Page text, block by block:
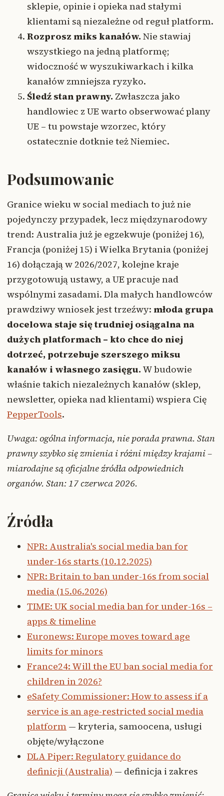
sklepie, opinie i opieka nad stałymi
klientami są niezależne od reguł platform.
Rozprosz miks kanałów. Nie stawiaj
wszystkiego na jedną platformę;
widoczność w wyszukiwarkach i kilka
kanałów zmniejsza ryzyko.
Śledź stan prawny. Zwłaszcza jako
handlowiec z UE warto obserwować plany
UE – tu powstaje wzorzec, który
ostatecznie dotknie też Niemiec.
Podsumowanie
Granice wieku w social mediach to już nie
pojedynczy przypadek, lecz międzynarodowy
trend: Australia już je egzekwuje (poniżej 16),
Francja (poniżej 15) i Wielka Brytania (poniżej
16) dołączają w 2026/2027, kolejne kraje
przygotowują ustawy, a UE pracuje nad
wspólnymi zasadami. Dla małych handlowców
prawdziwy wniosek jest trzeźwy: młoda grupa
docelowa staje się trudniej osiągalna na
dużych platformach – kto chce do niej
dotrzeć, potrzebuje szerszego miksu
kanałów i własnego zasięgu. W budowie
właśnie takich niezależnych kanałów (sklep,
newsletter, opieka nad klientami) wspiera Cię
PepperTools.
Uwaga: ogólna informacja, nie porada prawna. Stan
prawny szybko się zmienia i różni między krajami –
miarodajne są oficjalne źródła odpowiednich
organów. Stan: 17 czerwca 2026.
Źródła
NPR: Australia's social media ban for
under-16s starts (10.12.2025)
NPR: Britain to ban under-16s from social
media (15.06.2026)
TIME: UK social media ban for under-16s –
apps & timeline
Euronews: Europe moves toward age
limits for minors
France24: Will the EU ban social media for
children in 2026?
eSafety Commissioner: How to assess if a
service is an age-restricted social media
platform — kryteria, samoocena, usługi
objęte/wyłączone
DLA Piper: Regulatory guidance do
definicji (Australia) — definicja i zakres